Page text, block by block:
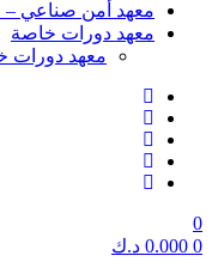
معهد أمن صناعي –
معهد دورات خاصة
معهد دورات
0
0
0.000 د.ك